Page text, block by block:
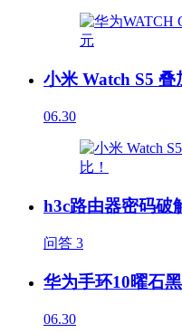
小米 Watch S5 叠
06.30
h3c路由器密码破
问答 3
华为手环10曜石
06.30